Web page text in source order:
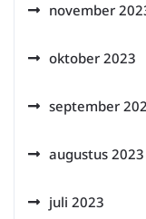
november
oktober 2023
september
augustus 2023
juli 2023